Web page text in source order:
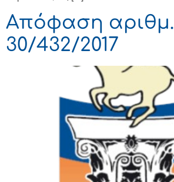
Απόφαση αριθμ.
30/432/2017